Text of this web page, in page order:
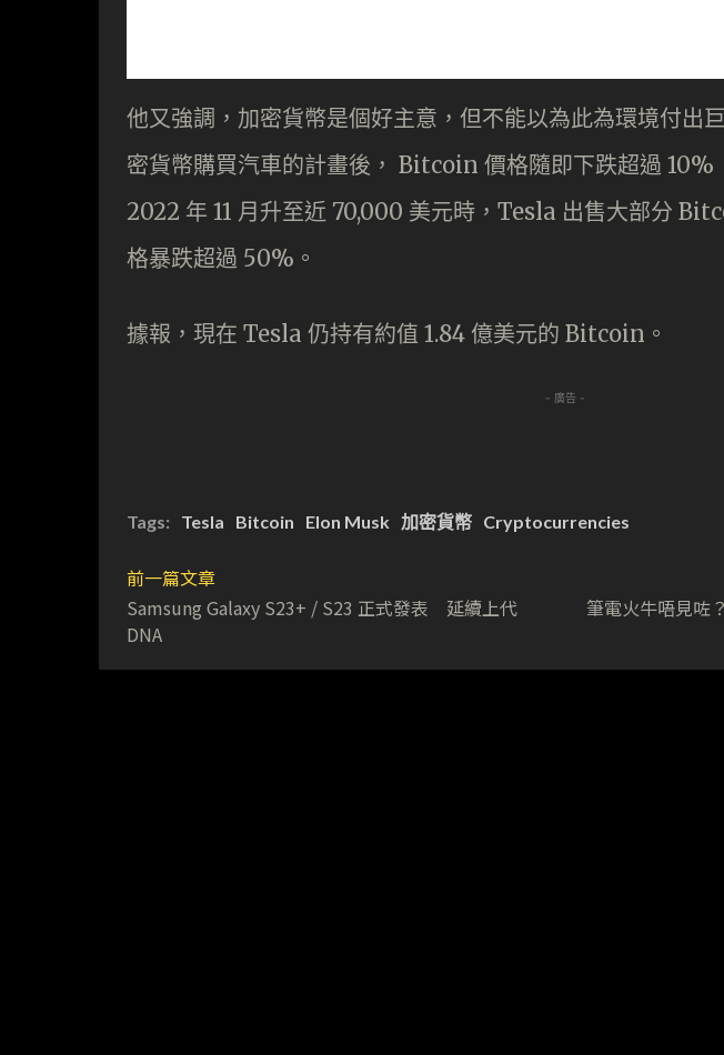
他又強調，加密貨幣是個好主意，但不能以為此為環境付出
密貨幣購買汽車的計畫後， Bitcoin 價格隨即下跌超過
2022 年 11 月升至近 70,000 美元時，Tesla 出售大部分
格暴跌超過 50%。
據報，現在 Tesla 仍持有約值 1.84 億美元的 Bitcoin。
- 廣告 -
Tags: Tesla Bitcoin Elon Musk 加密貨幣 Cryptocurrencies
前一篇文章
Samsung Galaxy S23+ / S23 正式發表 延續上代
DNA
筆電火牛唔見咗